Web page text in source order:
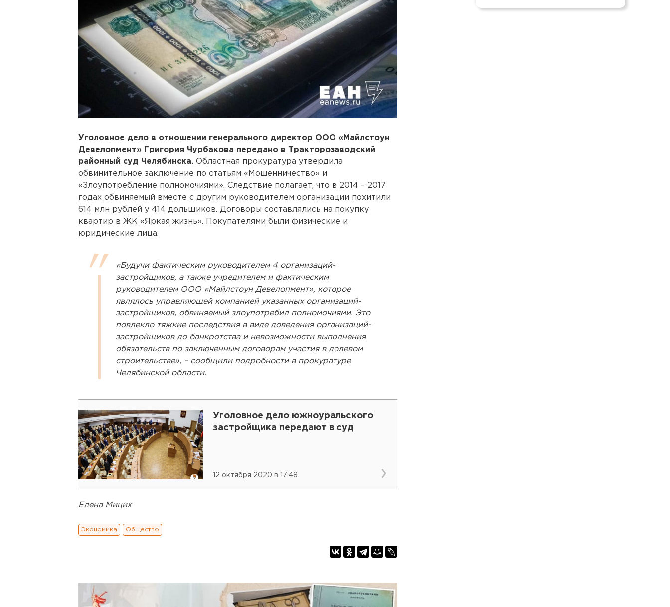
Уголовное дело в отношении генерального директор ООО «Майлстоун
Девелопмент» Григория Чурбакова передано в Тракторозаводский
районный суд Челябинска. Областная прокуратура утвердила
обвинительное заключение по статьям «Мошенничество» и
«Злоупотребление полномочиями». Следствие полагает, что в 2014 – 2017
годах обвиняемый вместе с другим руководителем организации похитили
614 млн рублей у 414 дольщиков. Договоры составлялись на покупку
квартир в ЖК «Яркая жизнь». Покупателями были физические и
юридические лица.
«Будучи фактическим руководителем 4 организаций-
застройщиков, а также учредителем и фактическим
руководителем ООО «Майлстоун Девелопмент», которое
являлось управляющей компанией указанных организаций-
застройщиков, обвиняемый злоупотребил полномочиями. Это
повлекло тяжкие последствия в виде доведения организаций-
застройщиков до банкротства и невозможности выполнения
обязательств по заключенным договорам участия в долевом
строительстве», – сообщили подробности в прокуратуре
Челябинской области.
Уголовное дело южноуральского
застройщика передают в суд
12 октября 2020 в 17:48
Елена Мицих
Экономика Общество